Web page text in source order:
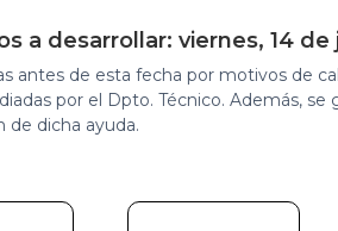
a desarrollar: viernes, 14 de
antes de esta fecha por motivos de
por el Dpto. Técnico. Además,
de dicha ayuda.